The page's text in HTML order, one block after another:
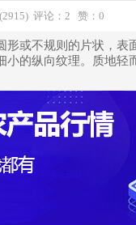
评论：2 赞： 0
或不规则的片状，表
的纵向纹理。质地轻